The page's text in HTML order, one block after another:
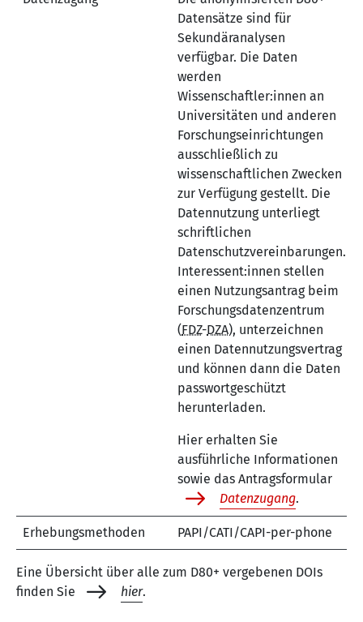
Datensätze sind für
Sekundäranalysen
verfügbar. Die Daten
werden
Wissenschaftler:innen an
Universitäten und anderen
Forschungseinrichtungen
ausschließlich zu
wissenschaftlichen Zwecken
zur Verfügung gestellt. Die
Datennutzung unterliegt
schriftlichen
Datenschutzvereinbarungen.
Interessent:innen stellen
einen Nutzungsantrag beim
Forschungsdatenzentrum
(FDZ-DZA), unterzeichnen
einen Datennutzungsvertrag
und können dann die Daten
passwortgeschützt
herunterladen.
Hier erhalten Sie
ausführliche Informationen
sowie das Antragsformular
Datenzugang.
Erhebungsmethoden PAPI/CATI/CAPI-per-phone
Eine Übersicht über alle zum D80+ vergebenen DOIs
finden Sie
hier.